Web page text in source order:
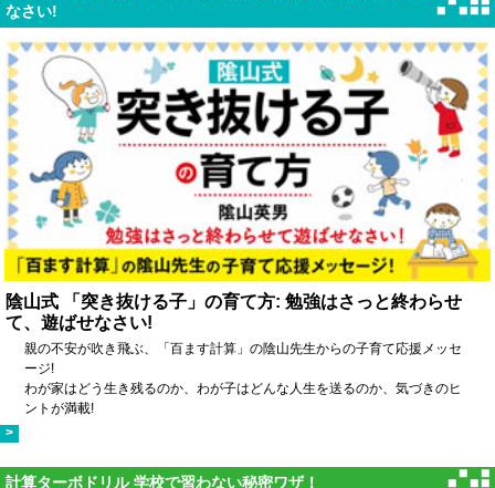
なさい!
陰山式 「突き抜ける子」の育て方: 勉強はさっと終わらせ
て、遊ばせなさい!
親の不安が吹き飛ぶ、「百ます計算」の陰山先生からの子育て応援メッセ
ージ!
わが家はどう生き残るのか、わが子はどんな人生を送るのか、気づきのヒ
ントが満載!
>
計算ターボドリル 学校で習わない秘密ワザ！